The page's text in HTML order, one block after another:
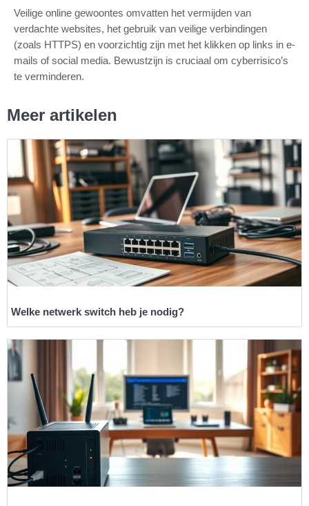
Veilige online gewoontes omvatten het vermijden van
verdachte websites, het gebruik van veilige verbindingen
(zoals HTTPS) en voorzichtig zijn met het klikken op links in e-
mails of social media. Bewustzijn is cruciaal om cyberrisico’s
te verminderen.
Meer artikelen
Welke netwerk switch heb je nodig?